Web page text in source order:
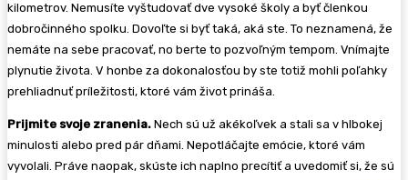
kilometrov. Nemusíte vyštudovať dve vysoké školy a byť členkou
dobročinného spolku. Dovoľte si byť taká, aká ste. To neznamená, že
nemáte na sebe pracovať, no berte to pozvoľným tempom. Vnímajte
plynutie života. V honbe za dokonalosťou by ste totiž mohli poľahky
prehliadnuť príležitosti, ktoré vám život prináša.
Prijmite svoje zranenia. Nech sú už akékoľvek a stali sa v hlbokej
minulosti alebo pred pár dňami. Nepotláčajte emócie, ktoré vám
vyvolali. Práve naopak, skúste ich naplno precítiť a uvedomiť si, že sú